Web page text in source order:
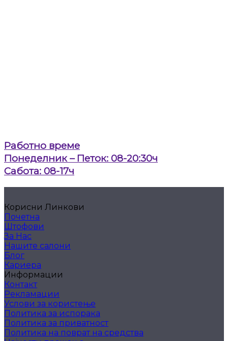
Работно време
Понеделник – Петок: 08-20:30ч
Сабота: 08-17ч
Корисни Линкови
Почетна
Штофови
За Нас
Нашите салони
Блог
Кариера
Информации
Контакт
Рекламации
Услови за користење
Политика за испорака
Политика за приватност
Политика на поврат на средства